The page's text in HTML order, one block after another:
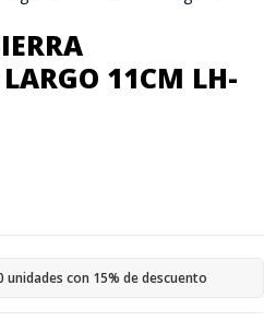
11CM LH-
unidades con 15% de descuento